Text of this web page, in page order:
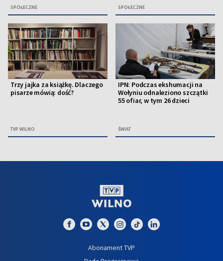
SPOŁECZNE SPOŁECZNE
Trzy jajka za książkę. Dlaczego
pisarze mówią: dość?
TVP WILNO
IPN: Podczas ekshumacji na
Wołyniu odnaleziono szczątki
55 ofiar, w tym 26 dzieci
ŚWIAT
Abonament TVP